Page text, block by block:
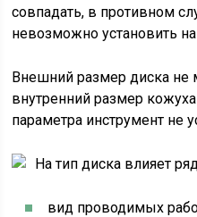
совпадать, в противном
невозможно установить на
Внешний размер диска
внутренний размер
параметра инструмент не
На тип диска влияет
вид проводимых